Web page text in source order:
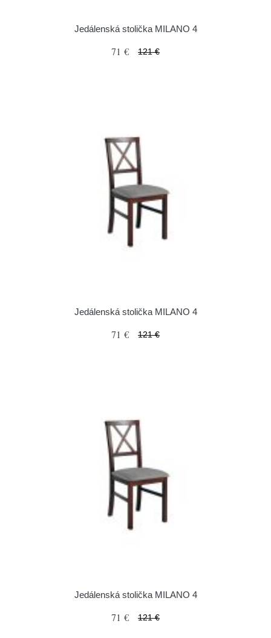
Jedálenská stolička MILANO 4
71 € 121 €
Jedálenská stolička MILANO 4
71 € 121 €
Jedálenská stolička MILANO 4
71 € 121 €